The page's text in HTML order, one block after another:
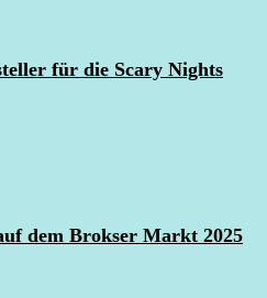
für die Scary Nights
dem Brokser Markt 2025